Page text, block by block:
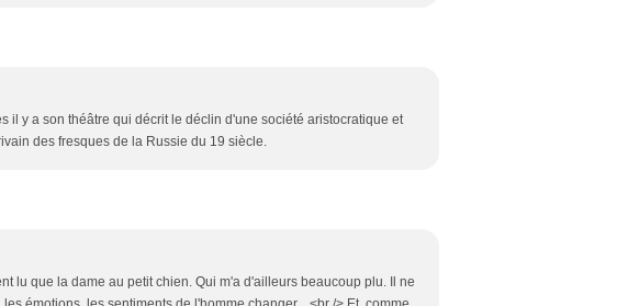
il y a son théâtre qui décrit le déclin d'une société aristocratique et
des fresques de la Russie du 19 siècle.
lu que la dame au petit chien. Qui m'a d'ailleurs beaucoup plu. Il ne